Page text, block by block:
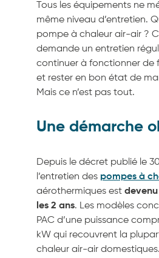
Tous les équipements ne
même niveau d’entretien.
pompe à chaleur air-air ?
demande un entretien
continuer à fonctionner de
et rester en bon état de
Mais ce n’est pas tout.
Une démarche
Depuis le décret publié le
l’entretien des pompes à
aérothermiques est
les 2 ans. Les modèles
PAC d’une puissance
kW qui recouvrent la
chaleur air-air